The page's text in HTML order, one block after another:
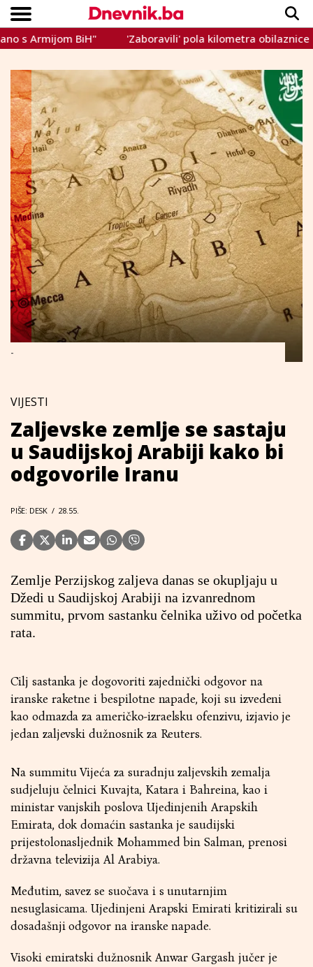
VIJESTI
SPORT
INTERVIEW
TEME
CRNA KRONIKA
LIFESTYLE
Copyright © Dnevnik.ba 2023.
BiH" 'Zaboravili' pola kilometra obilaznice u
-
VIJESTI
Zaljevske zemlje se sastaju
u Saudijskoj Arabiji kako bi
odgovorile Iranu
PIŠE: DESK / 28.55.
Zemlje Perzijskog zaljeva danas se okupljaju u
Džedi u Saudijskoj Arabiji na izvanrednom
summitu, prvom sastanku čelnika uživo od početka
rata.
Cilj sastanka je dogovoriti zajednički odgovor na
iranske raketne i bespilotne napade, koji su izvedeni
kao odmazda za američko-izraelsku ofenzivu, izjavio je
jedan zaljevski dužnosnik za Reuters.
Na summitu Vijeća za suradnju zaljevskih zemalja
sudjeluju čelnici Kuvajta, Katara i Bahreina, kao i
ministar vanjskih poslova Ujedinjenih Arapskih
Emirata, dok domaćin sastanka je saudijski
prijestolonasljednik Mohammed bin Salman, prenosi
državna televizija Al Arabiya.
Međutim, savez se suočava i s unutarnjim
nesuglasicama. Ujedinjeni Arapski Emirati kritizirali su
dosadašnji odgovor na iranske napade.
Visoki emiratski dužnosnik Anwar Gargash jučer je